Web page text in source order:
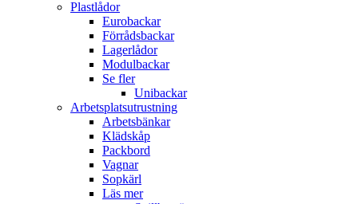
Plastlådor
Eurobackar
Förrådsbackar
Lagerlådor
Modulbackar
Se fler
Unibackar
Arbetsplatsutrustning
Arbetsbänkar
Klädskåp
Packbord
Vagnar
Sopkärl
Läs mer